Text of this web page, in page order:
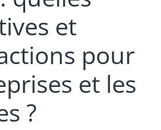
et
pour
et les
?